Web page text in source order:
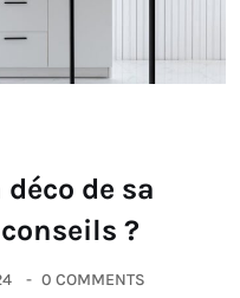
de sa
?
0 COMMENTS